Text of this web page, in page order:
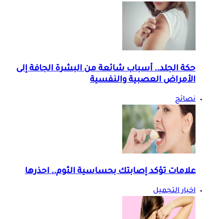
حكة الجلد.. أسباب شائعة من البشرة الجافة إلى
الأمراض العصبية والنفسية
نصائح
علامات تؤكد إصابتك بحساسية الثوم.. احذرها
اخبار التجميل